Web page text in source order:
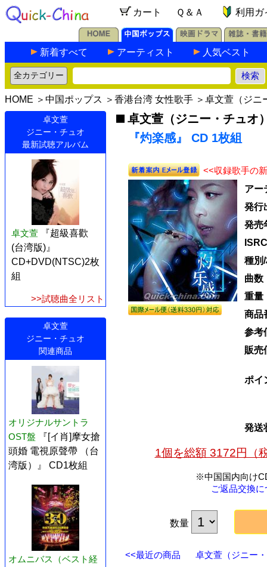
カート Ｑ＆Ａ 利用ガ
新着すべて アーティスト 人気ベスト
HOME ＞ 中国ポップス ＞ 香港台湾 女性歌手 ＞ 卓文萱（ジニ
卓文萱
ジニー・チュオ
最新試聴アルバム
卓文萱
『超級喜歡
(台湾版)』
CD+DVD(NTSC)2枚
組
>>試聴曲全リスト
卓文萱
ジニー・チュオ
関連商品
オリジナルサントラ
OST盤
『[イ肖]摩女搶
頭婚 電視原聲帶 （台
湾版）』 CD1枚組
オムニバス（ベスト経
卓文萱（ジニー・チュオ
『灼楽感』 CD 1枚組
<<収録歌手の
アー
発行
発売
種別
曲数
重量
商品
参考
販売
ポイ
発送
1個を総額 3172円（
※中国国内向け
ご返品交換
数量
<<最近の商品 卓文萱（ジニー